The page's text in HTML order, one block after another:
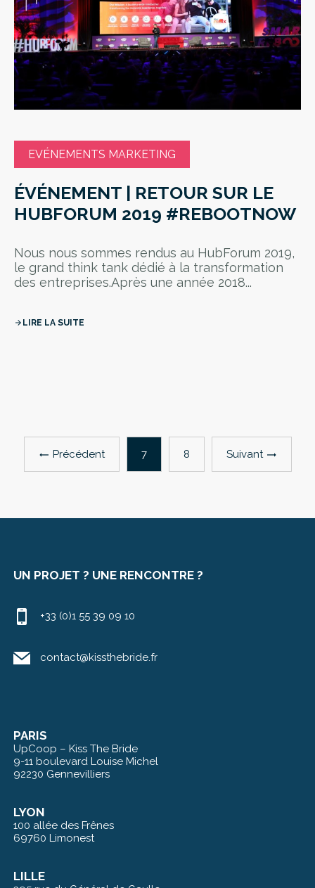
EVÉNEMENTS MARKETING
ÉVÉNEMENT | RETOUR SUR LE
HUBFORUM 2019 #REBOOTNOW
Nous nous sommes rendus au HubForum 2019,
le grand think tank dédié à la transformation
des entreprises.Après une année 2018...
arrow_forward LIRE LA SUITE
trending_flat Précédent 7 8 Suivant trending_flat
UN PROJET ? UNE RENCONTRE ?
+33 (0)1 55 39 09 10
contact@kissthebride.fr
PARIS
UpCoop – Kiss The Bride
9-11 boulevard Louise Michel
92230 Gennevilliers
LYON
100 allée des Frênes
69760 Limonest
LILLE